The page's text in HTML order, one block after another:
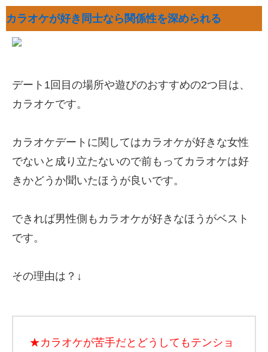
カラオケが好き同士なら関係性を深められる
デート1回目の場所や遊びのおすすめの2つ目は、
カラオケです。
カラオケデートに関してはカラオケが好きな女性
でないと成り立たないので前もってカラオケは好
きかどうか聞いたほうが良いです。
できれば男性側もカラオケが好きなほうがベスト
です。
その理由は？↓
★カラオケが苦手だとどうしてもテンショ